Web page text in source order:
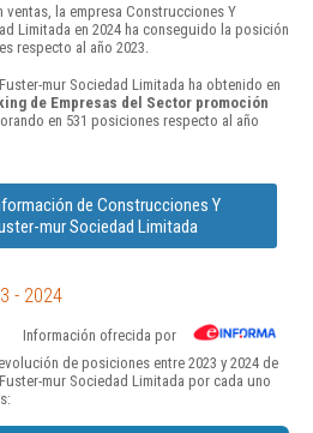
ventas, la empresa Construcciones Y
Limitada en 2024 ha conseguido la posición
respecto al año 2023.
mur Sociedad Limitada ha obtenido en
de Empresas del Sector promoción
en 531 posiciones respecto al año
de Construcciones Y
mur Sociedad Limitada
- 2024
Información ofrecida por
de posiciones entre 2023 y 2024 de
mur Sociedad Limitada por cada uno